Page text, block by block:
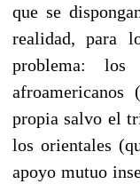
que se
realidad, para
problema:
propia salvo el
los orientales
apoyo mutuo